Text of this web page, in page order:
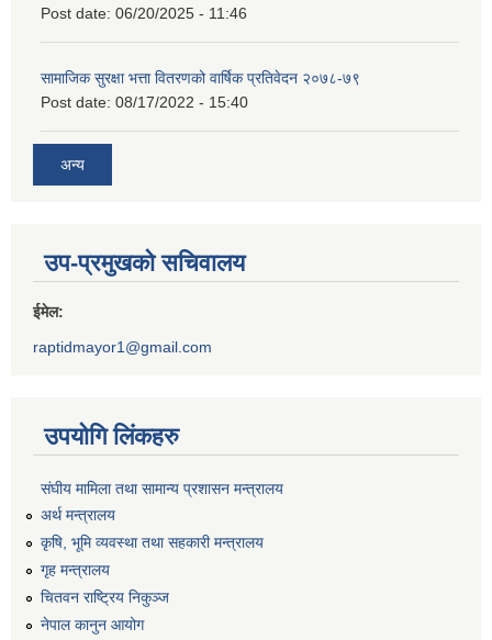
Post date: 06/20/2025 - 11:46
सामाजिक सुरक्षा भत्ता वितरणको वार्षिक प्रतिवेदन २०७८-७९
Post date: 08/17/2022 - 15:40
अन्य
उप-प्रमुखको सचिवालय
ईमेल:
raptidmayor1@gmail.com
उपयोगि लिंकहरु
संघीय मामिला तथा सामान्य प्रशासन मन्त्रालय
अर्थ मन्त्रालय
कृषि, भूमि व्यवस्था तथा सहकारी मन्त्रालय
गृह मन्त्रालय
चितवन राष्ट्रिय निकुञ्ज
नेपाल कानुन आयोग